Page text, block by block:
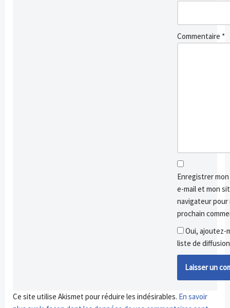
Commentaire *
Enregistrer
e-mail et mon
navigateur pour
prochain
Oui, ajoutez-
liste de
Ce site utilise Akismet pour réduire les indésirables. En savoir